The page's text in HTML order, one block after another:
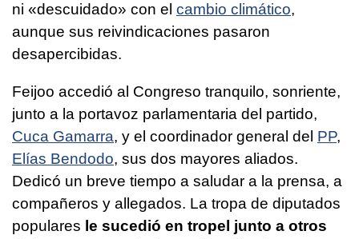
ni «descuidado» con el cambio climático,
aunque sus reivindicaciones pasaron
desapercibidas.
Feijoo accedió al Congreso tranquilo, sonriente,
junto a la portavoz parlamentaria del partido,
Cuca Gamarra, y el coordinador general del PP,
Elías Bendodo, sus dos mayores aliados.
Dedicó un breve tiempo a saludar a la prensa, a
compañeros y allegados. La tropa de diputados
populares le sucedió en tropel junto a otros